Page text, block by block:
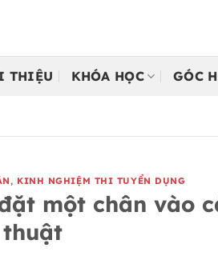
THIỆU KHÓA HỌC GÓC
, KINH NGHIỆM THI TUYỂN DỤNG
một chân vào